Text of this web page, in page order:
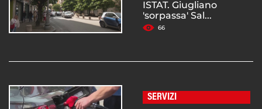
ISTAT. Giugliano
'sorpassa' Sal...
66
SERVIZI